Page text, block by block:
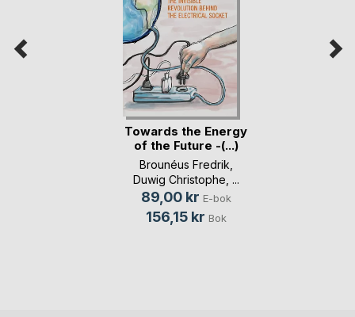
Towards the Energy
of the Future -(...)
Brounéus Fredrik
Duwig Christophe , ...
89,00 kr E-bok
156,15 kr Bok